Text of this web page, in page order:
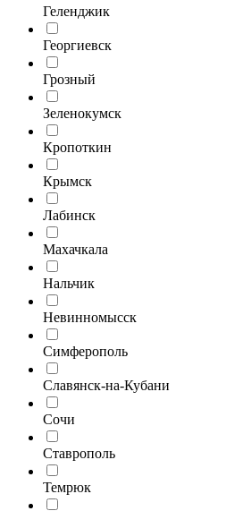
Геленджик
Георгиевск
Грозный
Зеленокумск
Кропоткин
Крымск
Лабинск
Махачкала
Нальчик
Невинномысск
Симферополь
Славянск-на-Кубани
Сочи
Ставрополь
Темрюк